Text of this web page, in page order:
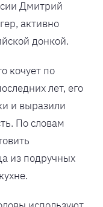
Дмитрий
активно
донкой.
кочует по
лет, его
и выразили
По словам
из подручных